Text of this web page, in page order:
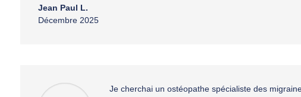
Jean Paul L.
Décembre 2025
Je cherchai un ostéopathe spécialiste des